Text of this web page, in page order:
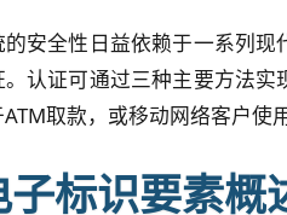
安全性日益依赖于一系列
。认证可通过三种主要方法
取款，或移动网络客户使
子标识要素概